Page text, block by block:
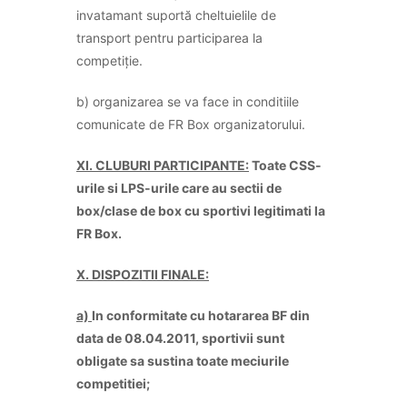
invatamant suportă cheltuielile de
transport pentru participarea la
competiție.
b) organizarea se va face in conditiile
comunicate de FR Box organizatorului.
XI. CLUBURI PARTICIPANTE:Toate CSS-
urile si LPS-urile care au sectii de
box/clase de box cu sportivi legitimati la
FR Box.
X. DISPOZITII FINALE:
a) In conformitate cu hotararea BF din
data de 08.04.2011, sportivii sunt
obligate sa sustina toate meciurile
competitiei;